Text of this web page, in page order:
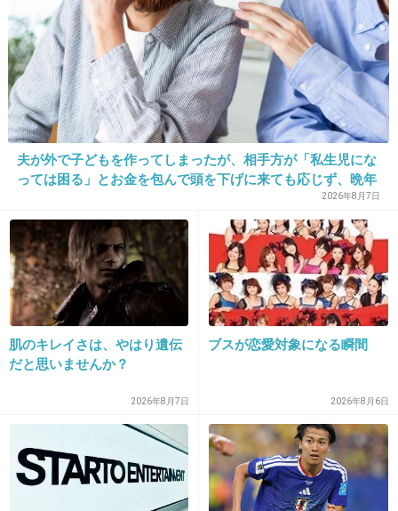
ギーがベター)
隠し味に醤油と砂糖
カリカリバゲッドチーズで蓋は必須！
(器ごとスープを焼くのはやったけどすごい時間
かかるし取り出すのとかちとめんどいからバゲ
ッドにチーズ乗せたやつ焼いて載せるだけにし
てる)
で、それっぽいのは出来るかな
基本のオニグラスープを自分なりにアレンジし
たレシピ
+12 -1
今もあるのかわからないけどガストのサラダうどん。ネッ
トで再現レシピがあったので試したら感動した。
+6 -1
夫が外で子どもを作ってしまったが、相手方が「私生児にな
っては困る」とお金を包んで頭を下げに来ても応じず、晩年
まで離婚に応じなかった親戚の話→「一生復讐になる」「こ
れ本人幸せなの？」
2026年8月7日
肌のキレイさは、やはり遺伝
だと思いませんか？
2026年8月7日
ブスが恋愛対象になる瞬間
2026年8月6日